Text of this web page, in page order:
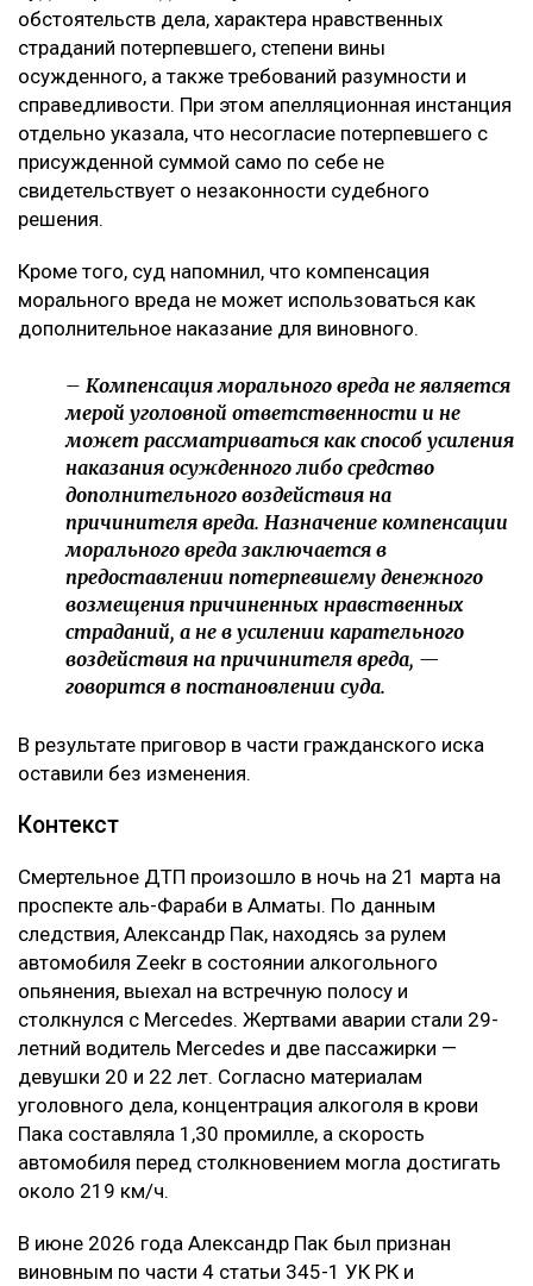
обстоятельств дела, характера нравственных
страданий потерпевшего, степени вины
осужденного, а также требований разумности и
справедливости. При этом апелляционная инстанция
отдельно указала, что несогласие потерпевшего с
присужденной суммой само по себе не
свидетельствует о незаконности судебного
решения.
Кроме того, суд напомнил, что компенсация
морального вреда не может использоваться как
дополнительное наказание для виновного.
– Компенсация морального вреда не является
мерой уголовной ответственности и не
может рассматриваться как способ усиления
наказания осужденного либо средство
дополнительного воздействия на
причинителя вреда. Назначение компенсации
морального вреда заключается в
предоставлении потерпевшему денежного
возмещения причиненных нравственных
страданий, а не в усилении карательного
воздействия на причинителя вреда, —
говорится в постановлении суда.
В результате приговор в части гражданского иска
оставили без изменения.
Контекст
Смертельное ДТП произошло в ночь на 21 марта на
проспекте аль-Фараби в Алматы. По данным
следствия, Александр Пак, находясь за рулем
автомобиля Zeekr в состоянии алкогольного
опьянения, выехал на встречную полосу и
столкнулся с Mercedes. Жертвами аварии стали 29-
летний водитель Mercedes и две пассажирки —
девушки 20 и 22 лет. Согласно материалам
уголовного дела, концентрация алкоголя в крови
Пака составляла 1,30 промилле, а скорость
автомобиля перед столкновением могла достигать
около 219 км/ч.
В июне 2026 года Александр Пак был признан
виновным по части 4 статьи 345-1 УК РК и